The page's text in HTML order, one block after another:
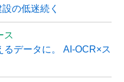
の低迷続く
ス
データに。 AI-OCR×ス